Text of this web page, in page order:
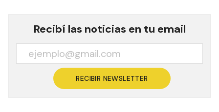
Recibí las noticias en tu email
RECIBIR NEWSLETTER